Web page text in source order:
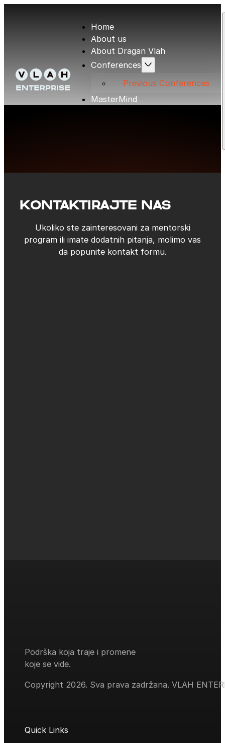
Home
About us
About Dragan Vlah
Conferences
Previous Conferences
MasterMind
KONTAKTIRAJTE NAS
Ukoliko ste zainteresovani za mentorski
program ili imate dodatnih pitanja, molimo vas
da popunite kontakt formu.
Podrška koja traje i promene
koje se vide.
Copyright 2026. Sva prava zadržana. VLAH
Quick Links